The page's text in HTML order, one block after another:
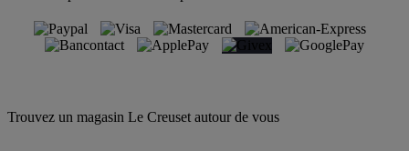
Trouvez un magasin Le Creuset autour de vous